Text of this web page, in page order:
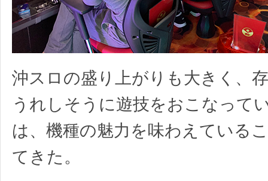
沖スロの盛り上がりも大きく、
うれしそうに遊技をおこなって
は、機種の魅力を味わえている
てきた。